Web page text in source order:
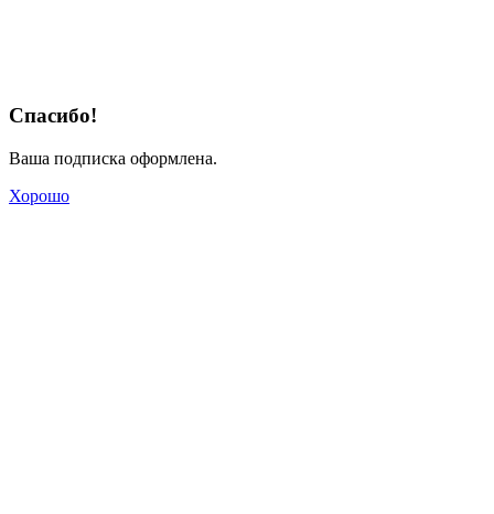
Спасибо!
Ваша подписка оформлена.
Хорошо